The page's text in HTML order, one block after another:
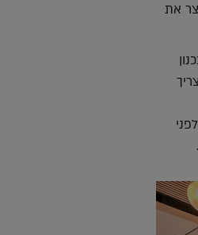
נלהבים לייצר את